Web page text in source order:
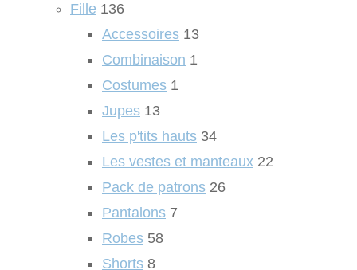
Fille 136
Accessoires 13
Combinaison 1
Costumes 1
Jupes 13
Les p'tits hauts 34
Les vestes et manteaux 22
Pack de patrons 26
Pantalons 7
Robes 58
Shorts 8